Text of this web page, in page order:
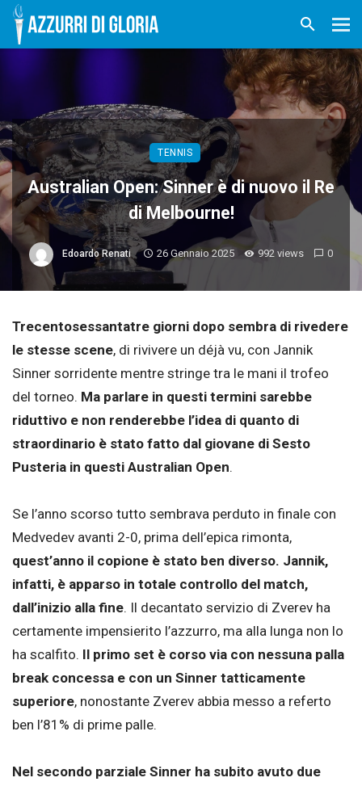
TENNIS
Australian Open: Sinner è di nuovo il Re
di Melbourne!
Edoardo Renati 26 Gennaio 2025 992 views 0
Trecentosessantatre giorni dopo sembra di rivedere
le stesse scene, di rivivere un déjà vu, con Jannik
Sinner sorridente mentre stringe tra le mani il trofeo
del torneo. Ma parlare in questi termini sarebbe
riduttivo e non renderebbe l’idea di quanto di
straordinario è stato fatto dal giovane di Sesto
Pusteria in questi Australian Open.
Se l’anno scorso tutto sembrava perduto in finale con
Medvedev avanti 2-0, prima dell’epica rimonta,
quest’anno il copione è stato ben diverso. Jannik,
infatti, è apparso in totale controllo del match,
dall’inizio alla fine. Il decantato servizio di Zverev ha
certamente impensierito l’azzurro, ma alla lunga non lo
ha scalfito. Il primo set è corso via con nessuna palla
break concessa e con un Sinner tatticamente
superiore, nonostante Zverev abbia messo a referto
ben l’81% di prime palle.
Nel secondo parziale Sinner ha subito avuto due